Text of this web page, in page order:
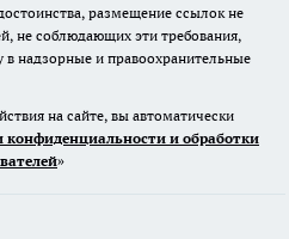
размещение ссылок не
не соблюдающих эти требования,
в надзорные и правоохранительные
на сайте, вы автоматически
конфиденциальности и обработки
»